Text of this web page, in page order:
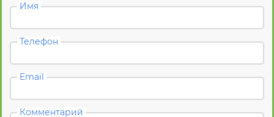
Имя
Телефон
Email
Комментарий